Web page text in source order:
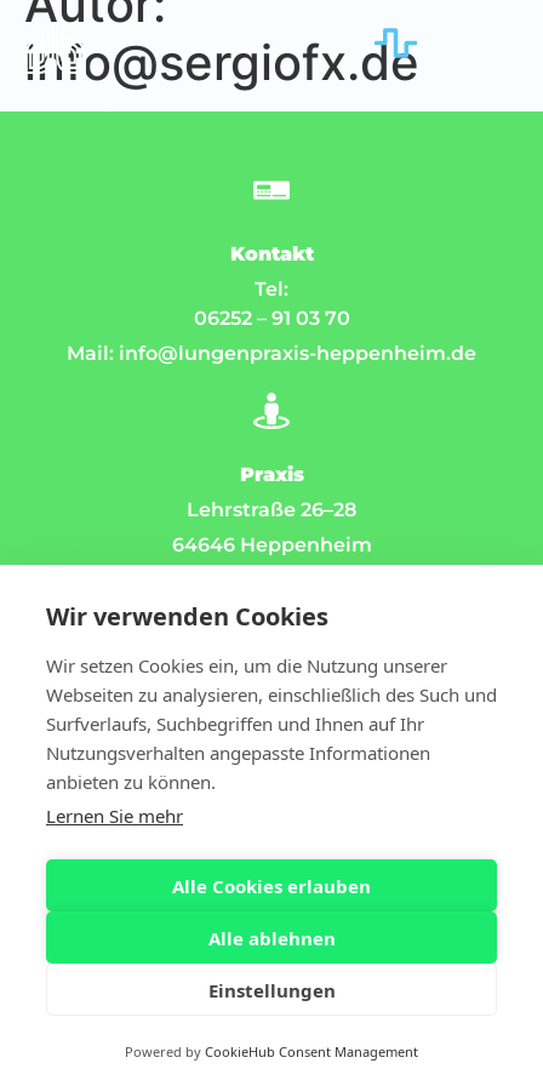
info@sergiofx.de
Kontakt
Tel:
06252 – 91 03 70
Mail: info@lungenpraxis-heppenheim.de
Praxis
Lehrstraße 26–28
64646 Heppenheim
Schlaflabor
Berliner Straße 22/1
69502 Hemsbach
Impressum
Datenschutz
Wir verwenden Cookies
Wir setzen Cookies ein, um die Nutzung unserer
Webseiten zu analysieren, einschließlich des Such und
Surfverlaufs, Suchbegriffen und Ihnen auf Ihr
Nutzungsverhalten angepasste Informationen
anbieten zu können.
Lernen Sie mehr
Alle Cookies erlauben
Alle ablehnen
Einstellungen
Powered by CookieHub Consent Management